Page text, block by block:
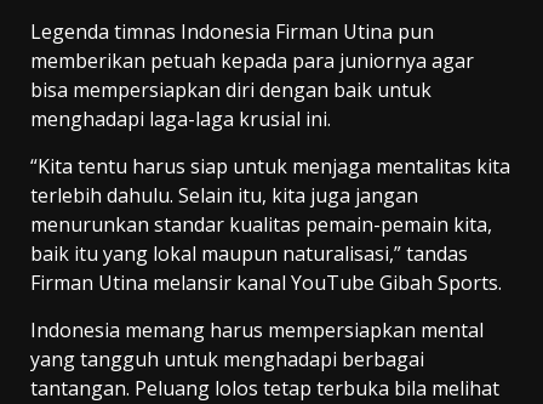
Legenda timnas Indonesia Firman Utina pun
memberikan petuah kepada para juniornya agar
bisa mempersiapkan diri dengan baik untuk
menghadapi laga-laga krusial ini.
“Kita tentu harus siap untuk menjaga mentalitas kita
terlebih dahulu. Selain itu, kita juga jangan
menurunkan standar kualitas pemain-pemain kita,
baik itu yang lokal maupun naturalisasi,” tandas
Firman Utina melansir kanal YouTube Gibah Sports.
Indonesia memang harus mempersiapkan mental
yang tangguh untuk menghadapi berbagai
tantangan. Peluang lolos tetap terbuka bila melihat